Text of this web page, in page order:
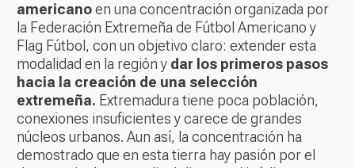
americanoen una concentración organizada por
la Federación Extremeña de Fútbol Americano y
Flag Fútbol, con un objetivo claro: extender esta
modalidad en la región y dar los primeros pasos
hacia la creación de una selección
extremeña. Extremadura tiene poca población,
conexiones insuficientes y carece de grandes
núcleos urbanos. Aun así, la concentración ha
demostrado que en esta tierra hay pasión por el